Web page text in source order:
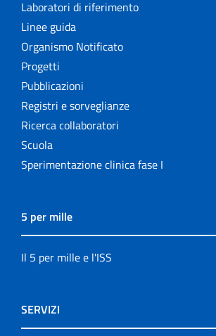
Laboratori di riferimento
Linee guida
Organismo Notificato
Progetti
Pubblicazioni
Registri e sorveglianze
Ricerca collaboratori
Scuola
Sperimentazione clinica fase I
5 per mille
Il 5 per mille e l'ISS
SERVIZI